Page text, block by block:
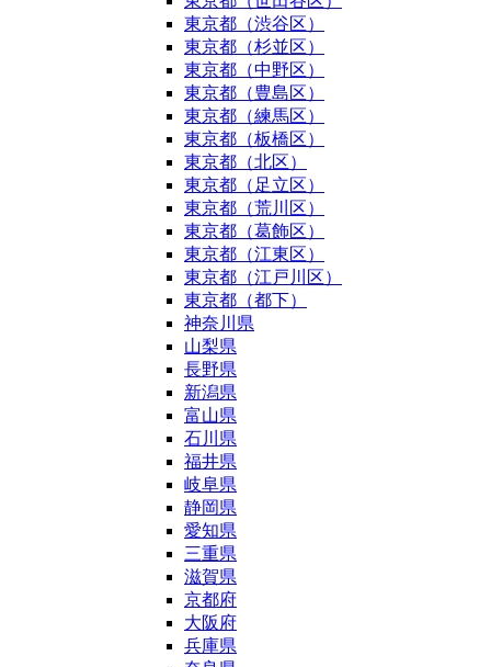
東京都（渋谷区）
東京都（杉並区）
東京都（中野区）
東京都（豊島区）
東京都（練馬区）
東京都（板橋区）
東京都（北区）
東京都（足立区）
東京都（荒川区）
東京都（葛飾区）
東京都（江東区）
東京都（江戸川区）
東京都（都下）
神奈川県
山梨県
長野県
新潟県
富山県
石川県
福井県
岐阜県
静岡県
愛知県
三重県
滋賀県
京都府
大阪府
兵庫県